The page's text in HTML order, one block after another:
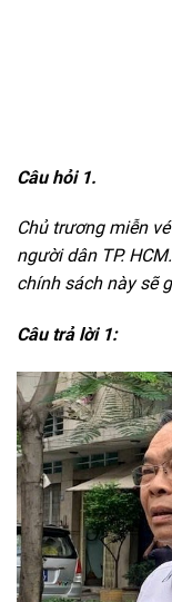
Câu hỏi 1.
Chủ trương miễn
người dân TP.
chính sách này sẽ
Câu trả lời 1: